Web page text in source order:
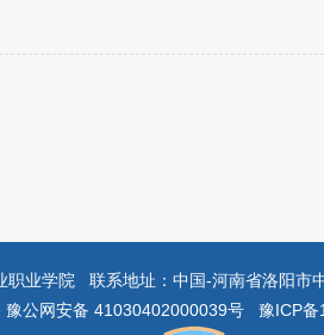
职业学院 联系地址：中国-河南省洛阳市
豫公网安备 41030402000039号
豫ICP